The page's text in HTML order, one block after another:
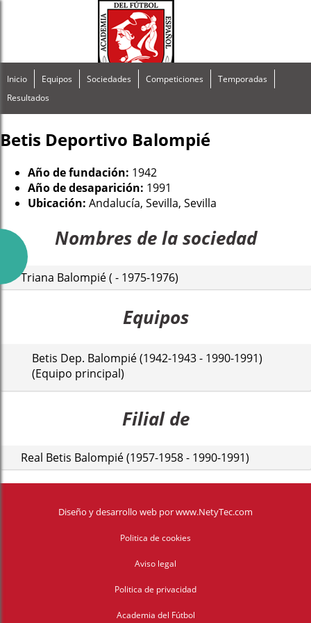
Inicio Equipos Sociedades Competiciones
Temporadas
Resultados
Betis Deportivo Balompié
Año de fundación: 1942
Año de desaparición: 1991
Ubicación: Andalucía, Sevilla, Sevilla
Nombres de la sociedad
Triana Balompié ( - 1975-1976)
Equipos
Betis Dep. Balompié (1942-1943 - 1990-1991)
(Equipo principal)
Filial de
Real Betis Balompié (1957-1958 - 1990-1991)
Diseño y desarrollo web porwww.NetyTec.com
Politica de cookies
Aviso legal
Politica de privacidad
Academia del Fútbol